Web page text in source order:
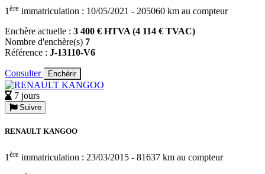
1 ère immatriculation : 10/05/2021 - 205060 km au compteur
Enchère actuelle : 3 400 € HTVA (4 114 € TVAC)
Nombre d'enchère(s) 7
Référence : J-13110-V6
Consulter Enchérir
7 jours
Suivre
RENAULT KANGOO
1 ère immatriculation : 23/03/2015 - 81637 km au compteur